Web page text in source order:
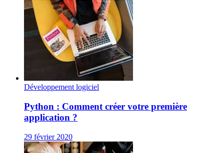
Développement logiciel
Python : Comment créer votre première
application ?
29 février 2020